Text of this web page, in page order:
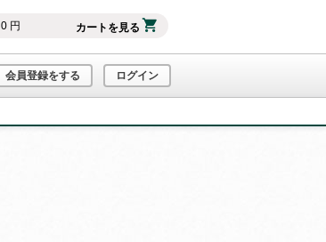
0円 カートを見る
会員登録をする ログイン